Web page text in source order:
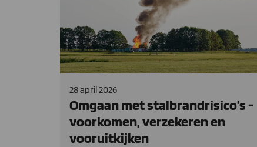
28 april 2026
Omgaan met stalbrandrisico’s -
voorkomen, verzekeren en
vooruitkijken